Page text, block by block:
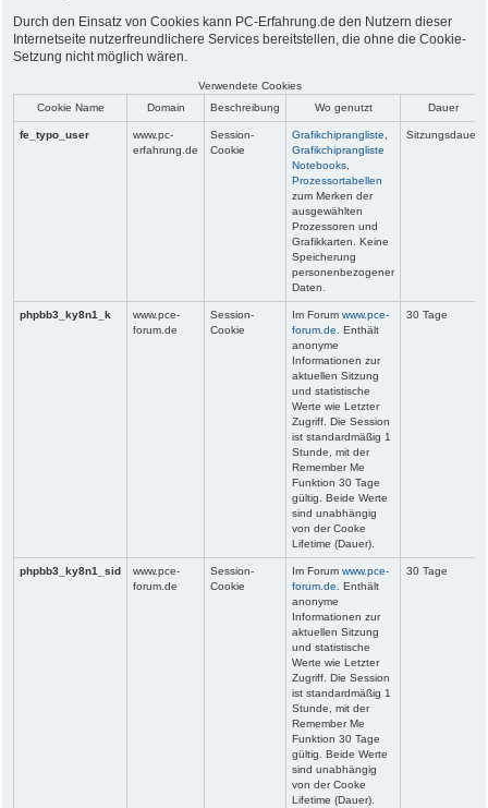
Durch den Einsatz von Cookies kann PC-Erfahrung.de den Nutzern dieser
Internetseite nutzerfreundlichere Services bereitstellen, die ohne die Cookie-
Setzung nicht möglich wären.
Verwendete Cookies
Cookie Name
Domain Beschreibung Wo genutzt Dauer
fe_typo_user
www.pc-
erfahrung.de
Session-
Cookie
Grafikchiprangliste
Grafikchiprangliste
Notebooks
Prozessortabellen
zum Merken der
ausgewählten
Prozessoren und
Grafikkarten. Keine
Speicherung
personenbezogener
Daten.
Sitzungsdauer
phpbb3_ky8n1_k
www.pce-
forum.de
Session-
Cookie
Im Forum www.pce-
forum.de.
Enthält
anonyme
Informationen zur
aktuellen Sitzung
und statistische
Werte wie Letzter
Zugriff. Die Session
ist standardmäßig 1
Stunde, mit der
Remember Me
Funktion 30 Tage
gültig. Beide Werte
sind unabhängig
von der Cooke
Lifetime (Dauer).
30 Tage
phpbb3_ky8n1_sid
www.pce-
forum.de
Session-
Cookie
Im Forum www.pce-
forum.de.
Enthält
anonyme
Informationen zur
aktuellen Sitzung
und statistische
Werte wie Letzter
Zugriff. Die Session
ist standardmäßig 1
Stunde, mit der
Remember Me
Funktion 30 Tage
gültig. Beide Werte
sind unabhängig
von der Cooke
Lifetime (Dauer).
30 Tage